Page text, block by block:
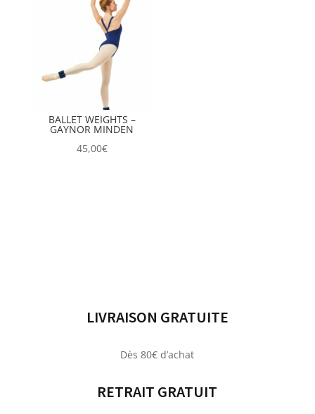
BALLET WEIGHTS –
GAYNOR MINDEN
45,00€
LIVRAISON GRATUITE
Dès 80€ d’achat
RETRAIT GRATUIT